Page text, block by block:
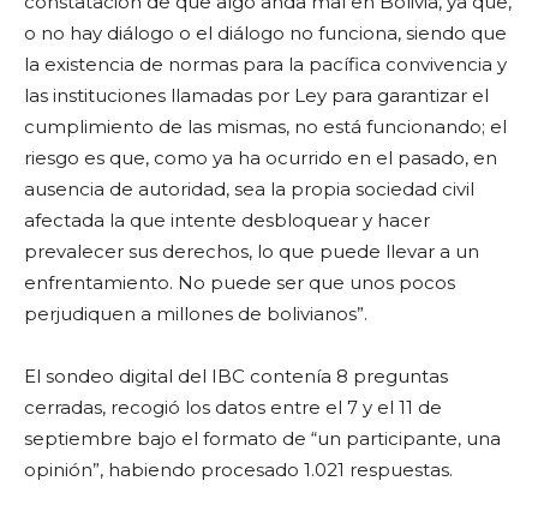
o no hay diálogo o el diálogo no funciona, siendo que
la existencia de normas para la pacífica convivencia y
las instituciones llamadas por Ley para garantizar el
cumplimiento de las mismas, no está funcionando; el
riesgo es que, como ya ha ocurrido en el pasado, en
ausencia de autoridad, sea la propia sociedad civil
afectada la que intente desbloquear y hacer
prevalecer sus derechos, lo que puede llevar a un
enfrentamiento. No puede ser que unos pocos
perjudiquen a millones de bolivianos”.
El sondeo digital del IBC contenía 8 preguntas
cerradas, recogió los datos entre el 7 y el 11 de
septiembre bajo el formato de “un participante, una
opinión”, habiendo procesado 1.021 respuestas.